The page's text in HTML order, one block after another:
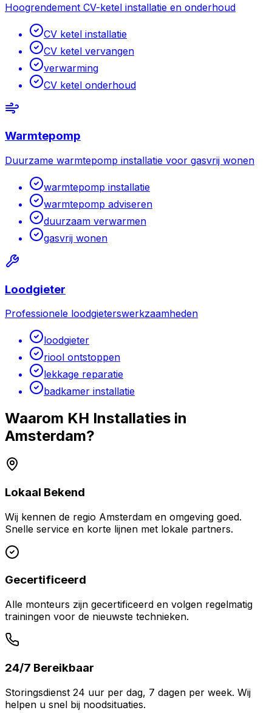
Hoogrendement CV-ketel installatie en onderhoud
CV ketel installatie
CV ketel vervangen
verwarming
CV ketel onderhoud
Warmtepomp
Duurzame warmtepomp installatie voor gasvrij wonen
warmtepomp installatie
warmtepomp adviseren
duurzaam verwarmen
gasvrij wonen
Loodgieter
Professionele loodgieterswerkzaamheden
loodgieter
riool ontstoppen
lekkage reparatie
badkamer installatie
Waarom KH Installaties in
Amsterdam?
Lokaal Bekend
Wij kennen de regio Amsterdam en omgeving goed.
Snelle service en korte lijnen met lokale partners.
Gecertificeerd
Alle monteurs zijn gecertificeerd en volgen regelmatig
trainingen voor de nieuwste technieken.
24/7 Bereikbaar
Storingsdienst 24 uur per dag, 7 dagen per week. Wij
helpen u snel bij noodsituaties.